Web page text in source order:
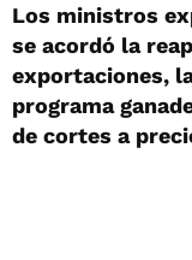
Los ministros
se acordó la
exportaciones,
programa
de cortes a